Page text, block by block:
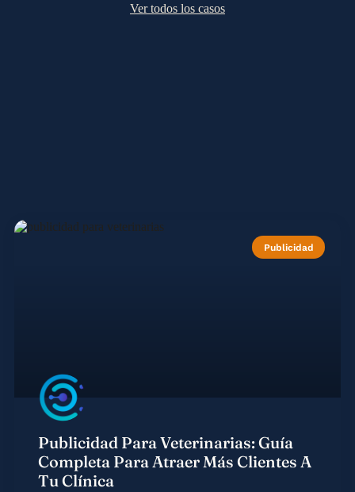
Ver todos los casos
Publicidad
Publicidad Para Veterinarias: Guía
Completa Para Atraer Más Clientes A
Tu Clínica